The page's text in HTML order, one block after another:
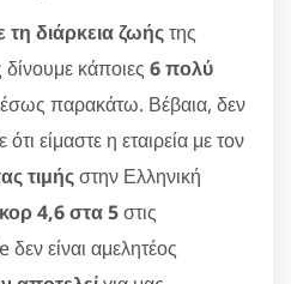
τη διάρκεια ζωήςτης
κάποιες 6 πολύ
παρακάτω. Βέβαια, δεν
είμαστε η εταιρεία με τον
τιμήςστην Ελληνική
4,6 στα 5στις
είναι αμελητέος